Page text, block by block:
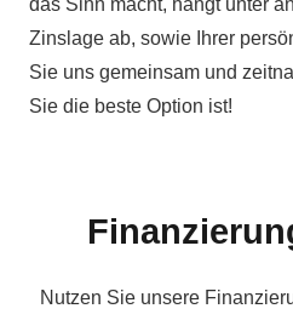
das Sinn macht, hängt unter
Zinslage ab, sowie Ihrer
Sie uns gemeinsam und
Sie die beste Option ist!
Nutzen Sie unsere